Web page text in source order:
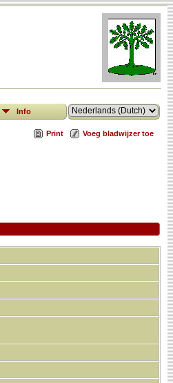
Info
Print Voeg bladwijzer toe